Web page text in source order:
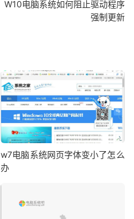
W10电脑系统如何阻止驱动程序
强制更新
w7电脑系统网页字体变小了怎么
办